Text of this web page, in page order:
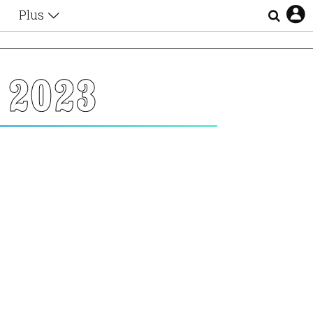
Plus
Αφιερώματα
Ζώδια